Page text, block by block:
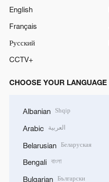
English
Français
Русский
CCTV+
CHOOSE YOUR LANGUAGE
Albanian Shqip
Arabic العربية
Belarusian Беларуская
Bengali বাংলা
Bulgarian Български